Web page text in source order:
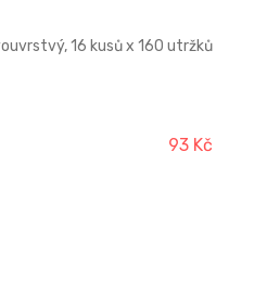
16 kusů x 160 utržků
93 Kč